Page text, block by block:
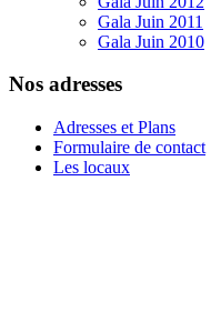
Gala Juin 2011
Gala Juin 2010
Nos adresses
Adresses et Plans
Formulaire de contact
Les locaux